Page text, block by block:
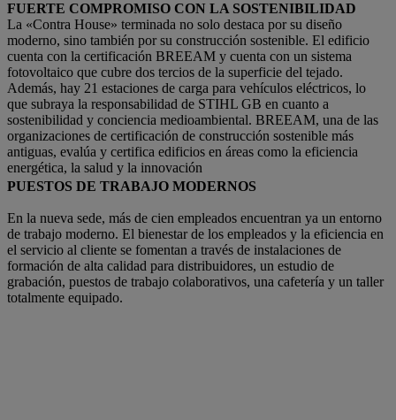
FUERTE COMPROMISO CON LA SOSTENIBILIDAD
La «Contra House» terminada no solo destaca por su diseño
moderno, sino también por su construcción sostenible. El edificio
cuenta con la certificación BREEAM y cuenta con un sistema
fotovoltaico que cubre dos tercios de la superficie del tejado.
Además, hay 21 estaciones de carga para vehículos eléctricos, lo
que subraya la responsabilidad de STIHL GB en cuanto a
sostenibilidad y conciencia medioambiental. BREEAM, una de las
organizaciones de certificación de construcción sostenible más
antiguas, evalúa y certifica edificios en áreas como la eficiencia
energética, la salud y la innovación
PUESTOS DE TRABAJO MODERNOS
En la nueva sede, más de cien empleados encuentran ya un entorno
de trabajo moderno. El bienestar de los empleados y la eficiencia en
el servicio al cliente se fomentan a través de instalaciones de
formación de alta calidad para distribuidores, un estudio de
grabación, puestos de trabajo colaborativos, una cafetería y un taller
totalmente equipado.